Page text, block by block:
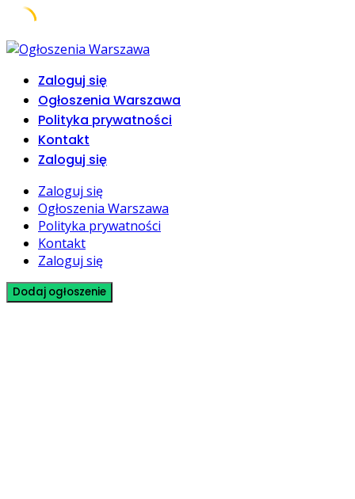
Skip
contentZaloguj się
Ogłoszenia Warszawa
Polityka prywatności
Kontakt
Zaloguj się
Zaloguj się
Ogłoszenia Warszawa
Polityka prywatności
Kontakt
Zaloguj się
Dodaj ogłoszenie